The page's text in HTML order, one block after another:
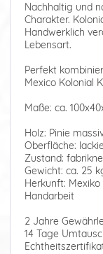
Nachhaltig und
Charakter.
Handwerklich
Lebensart.
Perfekt
Mexico Kolonial
Maße: ca.
Holz: Pinie
Oberfläche:
Zustand:
Gewicht: ca. 25
Herkunft: Mexiko
Handarbeit
2 Jahre
14 Tage